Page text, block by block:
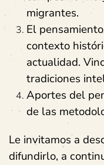
migrantes.
El
contexto
actualidad.
tradiciones
Aportes del
de las
Le invitamos a
difundirlo, a